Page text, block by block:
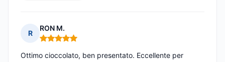
R
RON M.
Nota: 5 su 5
Ottimo cioccolato, ben presentato. Eccellente per